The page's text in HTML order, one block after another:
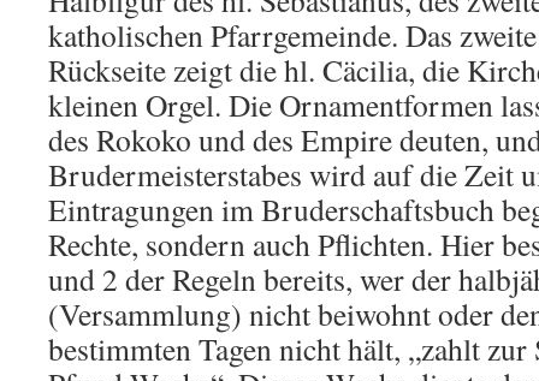
katholischen Pfarrgemeinde. Das
Rückseite zeigt die hl. Cäcilia, die
kleinen Orgel. Die Ornamentformen
des Rokoko und des Empire deuten,
Brudermeisterstabes wird auf die Zeit
Eintragungen im Bruderschaftsbuch
Rechte, sondern auch Pflichten. Hier
und 2 der Regeln bereits, wer der
(Versammlung) nicht beiwohnt oder
bestimmten Tagen nicht hält, „zahlt